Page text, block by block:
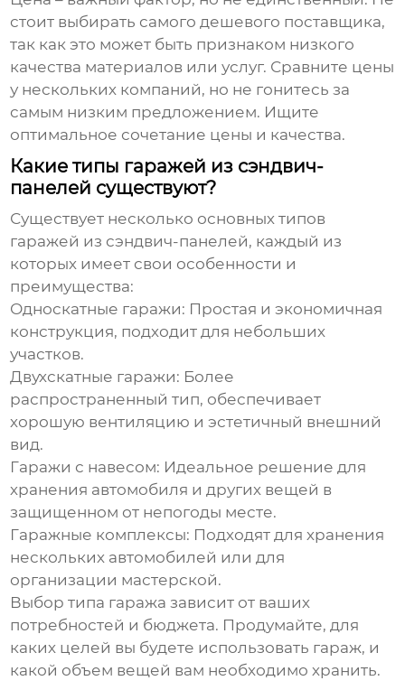
стоит выбирать самого дешевого поставщика,
так как это может быть признаком низкого
качества материалов или услуг. Сравните цены
у нескольких компаний, но не гонитесь за
самым низким предложением. Ищите
оптимальное сочетание цены и качества.
Какие типы гаражей из сэндвич-
панелей существуют?
Существует несколько основных типов
гаражей из сэндвич-панелей, каждый из
которых имеет свои особенности и
преимущества:
Односкатные гаражи: Простая и экономичная
конструкция, подходит для небольших
участков.
Двухскатные гаражи: Более
распространенный тип, обеспечивает
хорошую вентиляцию и эстетичный внешний
вид.
Гаражи с навесом: Идеальное решение для
хранения автомобиля и других вещей в
защищенном от непогоды месте.
Гаражные комплексы: Подходят для хранения
нескольких автомобилей или для
организации мастерской.
Выбор типа гаража зависит от ваших
потребностей и бюджета. Продумайте, для
каких целей вы будете использовать гараж, и
какой объем вещей вам необходимо хранить.